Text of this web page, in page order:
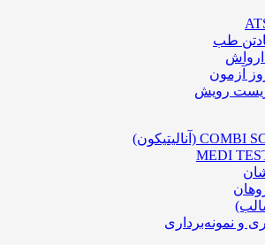
طب
آزمون
رویش
و نمونه‌برداری